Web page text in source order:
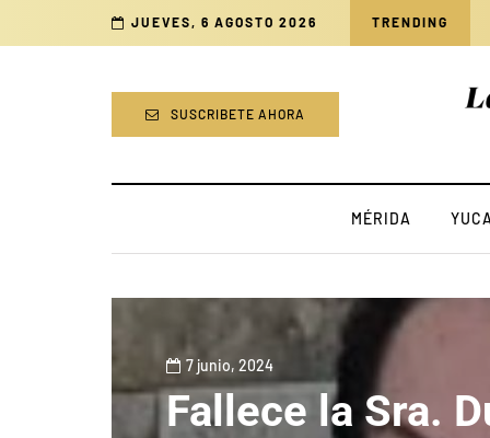
JUEVES, 6 AGOSTO 2026 TRENDING
SUSCRIBETE AHORA
MÉRIDA
7 junio, 2024
Fallece la Sra.